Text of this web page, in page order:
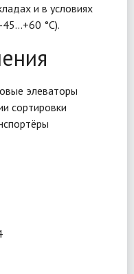
и в условиях
°C).
элеваторы
сортировки